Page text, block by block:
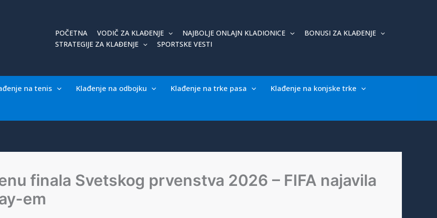
POČETNA VODIČ ZA KLAĐENJE NAJBOLJE ONLAJN KLADIONICE
BONUSI ZA KLAĐENJE
STRATEGIJE ZA KLAĐENJE
SPORTSKE VESTI
na tenis Klađenje na odbojku Klađenje na trke pasa Klađenje na konjske trke
finala Svetskog prvenstva 2026 – FIFA najavila
em